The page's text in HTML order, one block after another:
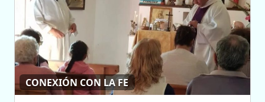
CONEXIÓN CON LA FE